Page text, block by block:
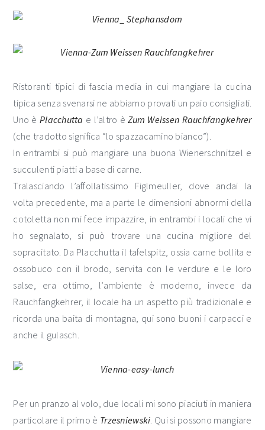
Ristoranti tipici di fascia media in cui mangiare la cucina
tipica senza svenarsi ne abbiamo provati un paio consigliati.
Uno èPlacchutta e l’altro èZum Weissen Rauchfangkehrer
(che tradotto significa “lo spazzacamino bianco”).
In entrambi si può mangiare una buona Wienerschnitzel e
succulenti piatti a base di carne.
Tralasciando l’affollatissimo Figlmeuller, dove andai la
volta precedente, ma a parte le dimensioni abnormi della
cotoletta non mi fece impazzire, in entrambi i locali che vi
ho segnalato, si può trovare una cucina migliore del
sopracitato. Da Placchutta il tafelspitz, ossia carne bollita e
ossobuco con il brodo, servita con le verdure e le loro
salse, era ottimo, l’ambiente è moderno, invece da
Rauchfangkehrer, il locale ha un aspetto più tradizionale e
ricorda una baita di montagna, qui sono buoni i carpacci e
anche il gulasch.
Per un pranzo al volo, due locali mi sono piaciuti in maniera
particolare il primo è Trzesniewski. Qui si possono mangiare